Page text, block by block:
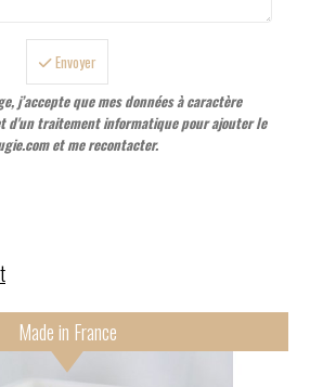
Envoyer
j’accepte que mes données à caractère
d'un traitement informatique pour ajouter le
et me recontacter.
Made in France